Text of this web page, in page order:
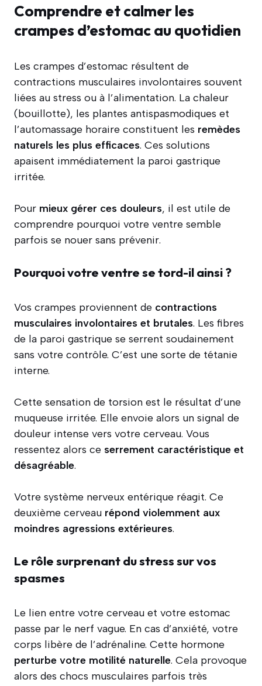
Comprendre et calmer les
crampes d’estomac au quotidien
Les crampes d’estomac résultent de
contractions musculaires involontaires souvent
liées au stress ou à l’alimentation. La chaleur
(bouillotte), les plantes antispasmodiques et
l’automassage horaire constituent les remèdes
naturels les plus efficaces. Ces solutions
apaisent immédiatement la paroi gastrique
irritée.
Pour mieux gérer ces douleurs, il est utile de
comprendre pourquoi votre ventre semble
parfois se nouer sans prévenir.
Pourquoi votre ventre se tord-il ainsi ?
Vos crampes proviennent de contractions
musculaires involontaires et brutales. Les fibres
de la paroi gastrique se serrent soudainement
sans votre contrôle. C’est une sorte de tétanie
interne.
Cette sensation de torsion est le résultat d’une
muqueuse irritée. Elle envoie alors un signal de
douleur intense vers votre cerveau. Vous
ressentez alors ce serrement caractéristique et
désagréable.
Votre système nerveux entérique réagit. Ce
deuxième cerveau répond violemment aux
moindres agressions extérieures.
Le rôle surprenant du stress sur vos
spasmes
Le lien entre votre cerveau et votre estomac
passe par le nerf vague. En cas d’anxiété, votre
corps libère de l’adrénaline. Cette hormone
perturbe votre motilité naturelle. Cela provoque
alors des chocs musculaires parfois très